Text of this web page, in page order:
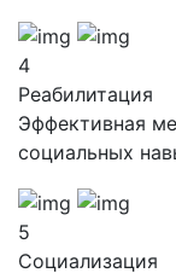
4
Реабилитация
Эффективная
социальных
5
Социализация